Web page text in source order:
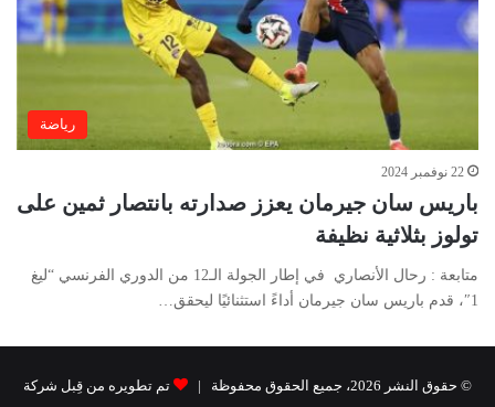
رياضة
22 نوفمبر 2024
باريس سان جيرمان يعزز صدارته بانتصار ثمين على
تولوز بثلاثية نظيفة
متابعة : رحال الأنصاري في إطار الجولة الـ12 من الدوري الفرنسي “ليغ
1″، قدم باريس سان جيرمان أداءً استثنائيًا ليحقق…
© حقوق النشر 2026، جميع الحقوق محفوظة | تم تطويره من قِبل شركة